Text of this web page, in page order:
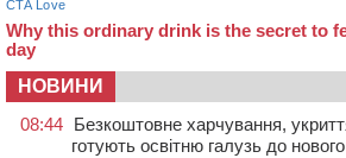
НОВИНИ
08:44 Безкоштовне харчування,
готують освітню галузь до